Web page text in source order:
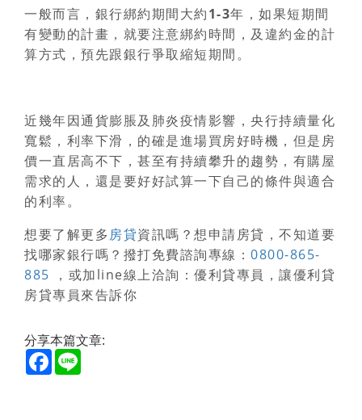
一般而言， 銀行綁約期間大約1-3年 ，如果短期間
有變動的計畫，就要注意綁約時間，及違約金的計
算方式，預先跟銀行爭取縮短期間。
近幾年因通貨膨脹及肺炎疫情影響，央行持續量化
寬鬆，利率下滑，的確是進場買房好時機，但是房
價一直居高不下，甚至有持續攀升的趨勢，有購屋
需求的人，還是要好好試算一下自己的條件與適合
的利率。
想要了解更多房貸資訊嗎？想申請房貸，不知道要
找哪家銀行嗎？撥打免費諮詢專線： 0800-865-
885 ，或加line線上洽詢：優利貸專員，讓優利貸
房貸專員來告訴你
分享本篇文章:
Facebook